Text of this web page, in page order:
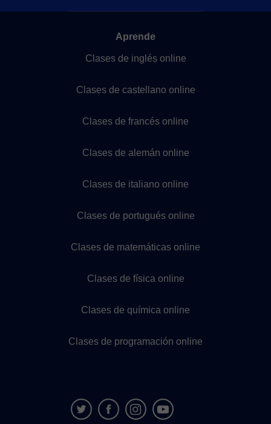
Aprende
Clases de inglés online
Clases de castellano online
Clases de francés online
Clases de alemán online
Clases de italiano online
Clases de portugués online
Clases de matemáticas online
Clases de física online
Clases de química online
Clases de programación online